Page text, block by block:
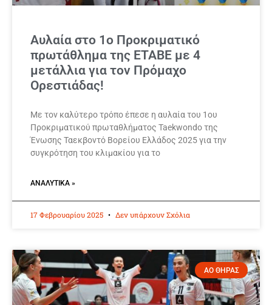
Αυλαία στο 1ο Προκριματικό
πρωτάθλημα της ΕΤΑΒΕ με 4
μετάλλια για τον Πρόμαχο
Ορεστιάδας!
Με τον καλύτερο τρόπο έπεσε η αυλαία του 1ου
Προκριματικού πρωταθλήματος Taekwondo της
Ένωσης Ταεκβοντό Βορείου Ελλάδος 2025 για την
συγκρότηση του κλιμακίου για το
ΑΝΑΛΥΤΙΚΆ »
17 Φεβρουαρίου 2025 Δεν υπάρχουν Σχόλια
ΑΟ ΘΗΡΑΣ